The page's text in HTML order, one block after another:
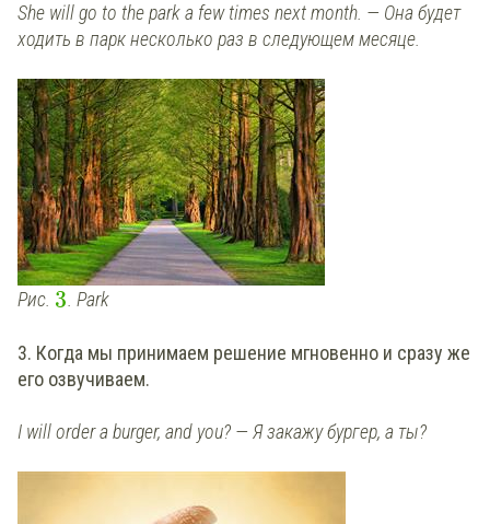
She will go to the park a few times next month. — Она будет
ходить в парк несколько раз в следующем месяце.
Рис. 3. Park
3. Когда мы принимаем решение мгновенно и сразу же
его озвучиваем.
I will order a burger, and you? — Я закажу бургер, а ты?